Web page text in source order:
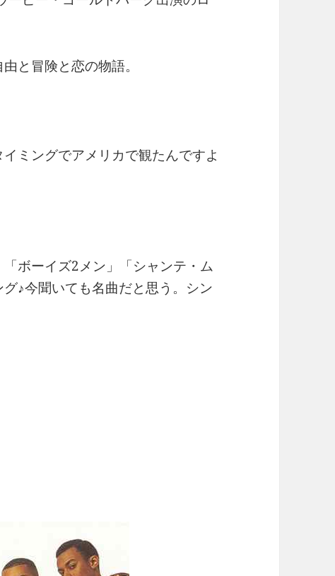
と冒険と恋の物語。
ミングでアメリカで観たんですよ
ボーイズ2メン」「シャンテ・ム
♪今聞いても名曲だと思う。シン